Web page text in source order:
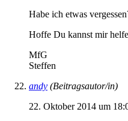
Habe ich etwas
Hoffe Du kannst mir
MfG
Steffen
andy (Beitragsautor/in)
22. Oktober 2014 um